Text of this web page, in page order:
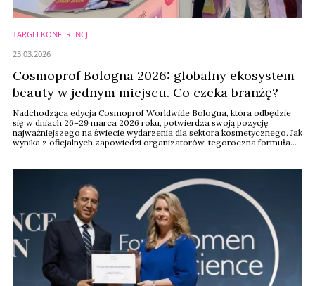
TARGI I KONFERENCJE
Cosmoprof Bologna 2026: globalny ekosystem
beauty w jednym miejscu. Co czeka branżę?
Nadchodząca edycja Cosmoprof Worldwide Bologna, która odbędzie
się w dniach 26–29 marca 2026 roku, potwierdza swoją pozycję
najważniejszego na świecie wydarzenia dla sektora kosmetycznego. Jak
wynika z oficjalnych zapowiedzi organizatorów, tegoroczna formuła
premium aż po sektor profesjonalny.
23.03.2026